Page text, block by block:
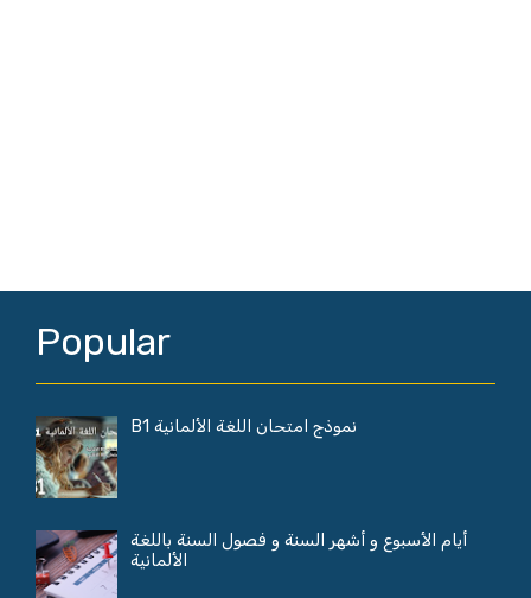
Popular
نموذج امتحان اللغة الألمانية B1
أيام الأسبوع و أشهر السنة و فصول السنة باللغة
الألمانية